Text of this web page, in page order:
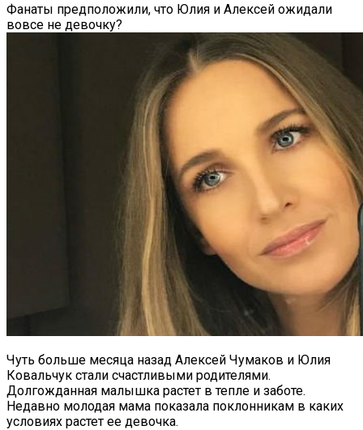
Фанаты предположили, что Юлия и Алексей ожидали
вовсе не девочку?
Чуть больше месяца назад Алексей Чумаков и Юлия
Ковальчук стали счастливыми родителями.
Долгожданная малышка растет в тепле и заботе.
Недавно молодая мама показала поклонникам в каких
условиях растет ее девочка.